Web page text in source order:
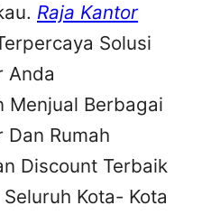
Raja Kantor
Solusi
Anda
Menjual Berbagai
Dan Rumah
Discount Terbaik
Kota- Kota